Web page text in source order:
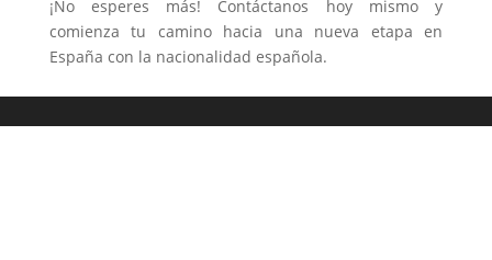
¡No esperes más! Contáctanos hoy mismo y
comienza tu camino hacia una nueva etapa en
España con la nacionalidad española.